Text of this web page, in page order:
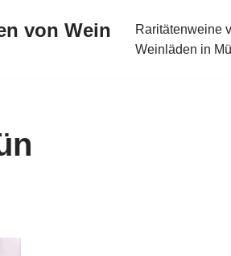
von Wein Raritätenweine
Weinläden in